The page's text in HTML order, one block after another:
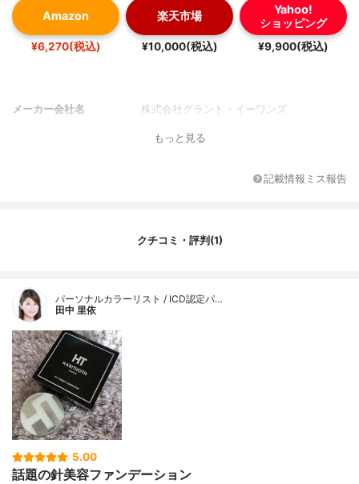
Amazon
¥6,270(税込)
楽天市場
¥10,000(税込)
Yahoo!
ショッピング
¥9,900(税込)
メーカー会社名 株式会社グラント・イーワンズ
もっと見る
記載情報ミス報告
クチコミ・評判(1)
パーソナルカラーリスト / ICD認定パ…
田中 里依
5.00
話題の針美容ファンデーション